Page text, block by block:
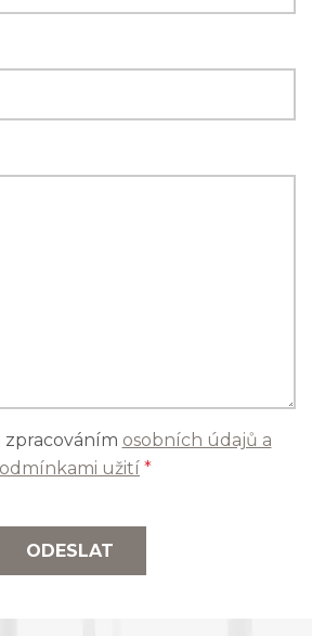
osobních údajů a
užití *
ODESLAT